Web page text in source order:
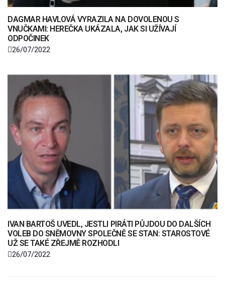
DAGMAR HAVLOVÁ VYRAZILA NA DOVOLENOU S
VNUČKAMI: HEREČKA UKÁZALA, JAK SI UŽÍVAJÍ
ODPOČINEK
26/07/2022
IVAN BARTOŠ UVEDL, JESTLI PIRÁTI PŮJDOU DO DALŠÍCH
VOLEB DO SNĚMOVNY SPOLEČNĚ SE STAN: STAROSTOVÉ
UŽ SE TAKÉ ZŘEJMĚ ROZHODLI
26/07/2022